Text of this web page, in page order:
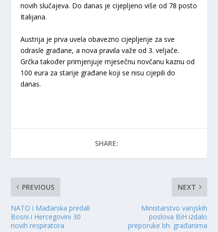
novih slučajeva. Do danas je cijepljeno više od 78 posto
Italijana.
Austrija je prva uvela obavezno cijepljenje za sve
odrasle građane, a nova pravila važe od 3. veljače.
Grčka također primjenjuje mjesečnu novčanu kaznu od
100 eura za starije građane koji se nisu cijepili do
danas.
SHARE:
PREVIOUS
NATO i Mađarska predali
Bosni i Hercegovini 30
novih respiratora
NEXT
Ministarstvo vanjskih
poslova BiH izdalo
preporuke bh. građanima